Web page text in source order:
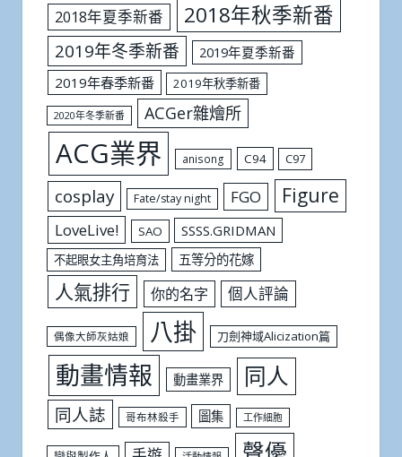
2018年夏季新番 2018年秋季新番
2019年冬季新番
2019年夏季新番
2019年春季新番
2019年秋季新番
2020年冬季新番 ACGer雜燴所
ACG業界 anisong C94 C97
cosplay Fate/stay night FGO Figure
LoveLive! SAO SSSS.GRIDMAN
不起眼女主角培育法 五等分的花嫁
人氣排行 你的名字 個人評論
偶像大師灰姑娘 八掛 刀劍神域Alicization篇
動畫情報 動畫業界 同人
同人誌 哥布林殺手 圖集 工作細胞